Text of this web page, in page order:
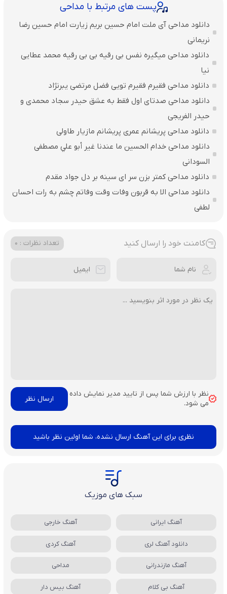
پست های مرتبط با مداحی
دانلود مداحی آی ملت امام حسین بریم زیارت امام حسین رضا
نریمانی
دانلود مداحی میگیره نفس بی رقیه بی بی رقیه محمد عطایی
نیا
دانلود مداحی فقیرم فقیرم تویی فضل مرتضی یبرنژاد
دانلود مداحی صدتای اول فقط به عشق حیدر سجاد محمدی و
حیدر الفریجی
دانلود مداحی پریشانم عمری پریشانم مازیار طاولی
دانلود مداحی خدام الحسين ما عندنا غير أبو علي مصطفی
السودانی
دانلود مداحی کمتر بزن سر ای سینه بر دل جواد مقدم
دانلود مداحی الا به قربون وفات وقت وفاتم چشم به رات احسان
لطفی
کامنت خود را ارسال کنید تعداد نظرات : 0
نظر با ارزش شما پس از تایید مدیر نمایش داده
می شود.
نظری برای این آهنگ ارسال نشده، شما اولین نظر باشید
سبک های موزیک
آهنگ ایرانی آهنگ خارجی
دانلود آهنگ لری آهنگ کردی
آهنگ مازندرانی مداحی
آهنگ بی کلام آهنگ بیس دار